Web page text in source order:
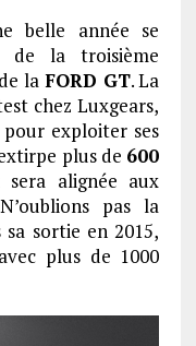
belle année se
de la troisième
la FORD GT. La
chez Luxgears,
pour exploiter ses
plus de 600
alignée aux
pas la
sa sortie en 2015,
plus de 1000